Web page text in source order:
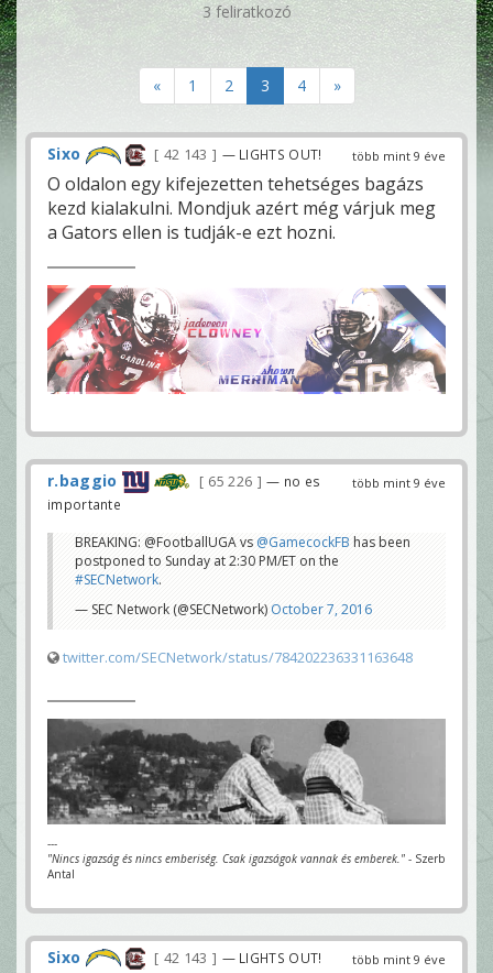
3 feliratkozó
« 1 2 3 4 »
több mint 9 éve
Sixo 42 143 — LIGHTS OUT!
O oldalon egy kifejezetten tehetséges bagázs
kezd kialakulni. Mondjuk azért még várjuk meg
a Gators ellen is tudják-e ezt hozni.
több mint 9 éve
r.baggio 65 226
— no es
importante
BREAKING: @FootballUGA vs @GamecockFB has been
postponed to Sunday at 2:30 PM/ET on the
#SECNetwork.
— SEC Network (@SECNetwork) October 7, 2016
twitter.com/SECNetwork/status/784202236331163648
---
"Nincs igazság és nincs emberiség. Csak igazságok vannak és emberek." - Szerb
Antal
több mint 9 éve
Sixo 42 143 — LIGHTS OUT!